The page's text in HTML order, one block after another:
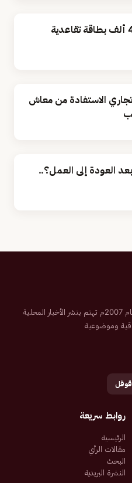
«التقاعد» تُصدر أكثر من 43 ألف بطاقة تقاعدية
الاستفادة من معاش
العودة إلى العمل؟..
صحيفة إلكترونية سعودية تم تأسيسها عام 2007م تهتم بنشر الأخبار المحلية
وموضوعية
روابط سريعة
الرئيسية
مقالات الرأي
البحث
النشرة البريدية